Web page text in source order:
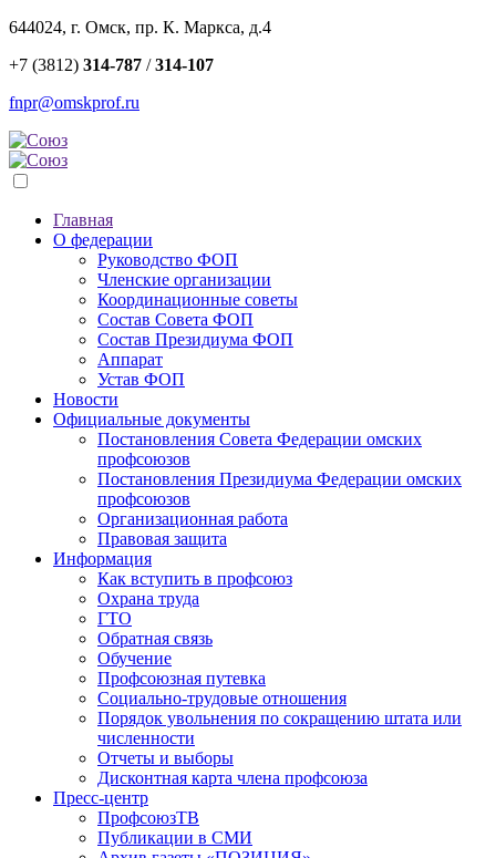
644024, г. Омск, пр. К. Маркса, д.4
+7 (3812) 314-787 /314-107
fnpr@omskprof.ru
Главная
О федерации
Руководство ФОП
Членские организации
Координационные советы
Состав Совета ФОП
Состав Президиума ФОП
Аппарат
Устав ФОП
Новости
Официальные документы
Постановления Совета Федерации омских
профсоюзов
Постановления Президиума Федерации омских
профсоюзов
Организационная работа
Правовая защита
Информация
Как вступить в профсоюз
Охрана труда
ГТО
Обратная связь
Обучение
Профсоюзная путевка
Социально-трудовые отношения
Порядок увольнения по сокращению штата или
численности
Отчеты и выборы
Дисконтная карта члена профсоюза
Пресс-центр
ПрофсоюзТВ
Публикации в СМИ